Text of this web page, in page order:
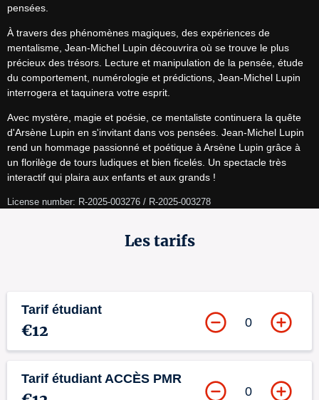
pensées.
À travers des phénomènes magiques, des expériences de
mentalisme, Jean-Michel Lupin découvrira où se trouve le plus
précieux des trésors. Lecture et manipulation de la pensée, étude
du comportement, numérologie et prédictions, Jean-Michel Lupin
interrogera et taquinera votre esprit.
Avec mystère, magie et poésie, ce mentaliste continuera la quête
d'Arsène Lupin en s'invitant dans vos pensées. Jean-Michel Lupin
rend un hommage passionné et poétique à Arsène Lupin grâce à
un florilège de tours ludiques et bien ficelés. Un spectacle très
interactif qui plaira aux enfants et aux grands !
License number: R-2025-003276 / R-2025-003278
Les tarifs
Tarif étudiant
€12 0
Tarif étudiant ACCÈS PMR
0